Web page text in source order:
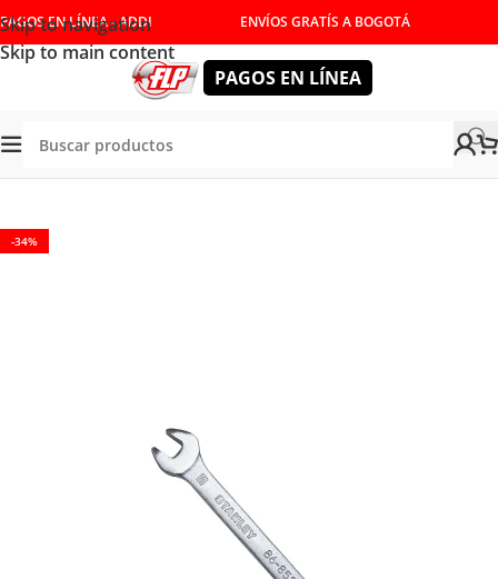
Skip to navigation
Skip to main content
PAGOS EN LÍNEA - ADDI ENVÍOS GRATÍS A BOGOTÁ
PAGOS EN LÍNEA
MANUALES LLAVES COMBINADAS
-34%